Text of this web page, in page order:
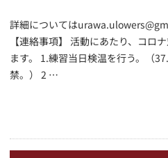
詳細については
【連絡事項】 活動にあたり、コロ
ます。 1.練習当日検温を行う。（
禁。） 2 …